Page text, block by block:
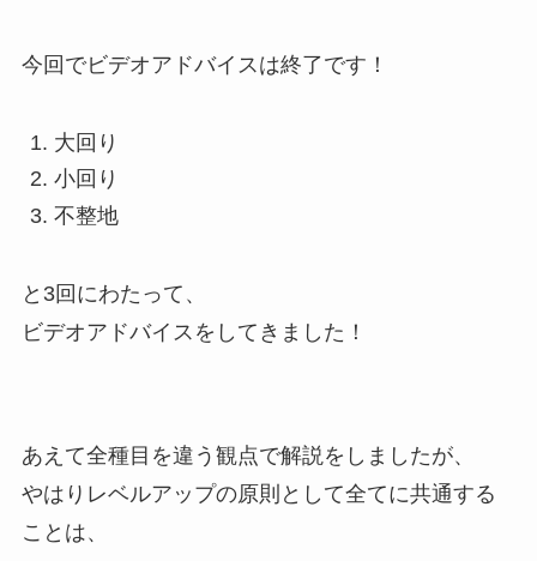
今回でビデオアドバイスは終了です！
大回り
小回り
不整地
と3回にわたって、
ビデオアドバイスをしてきました！
あえて全種目を違う観点で解説をしましたが、
やはりレベルアップの原則として全てに共通する
ことは、